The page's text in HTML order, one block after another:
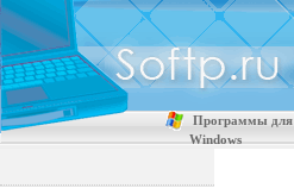
Программы для
Windows